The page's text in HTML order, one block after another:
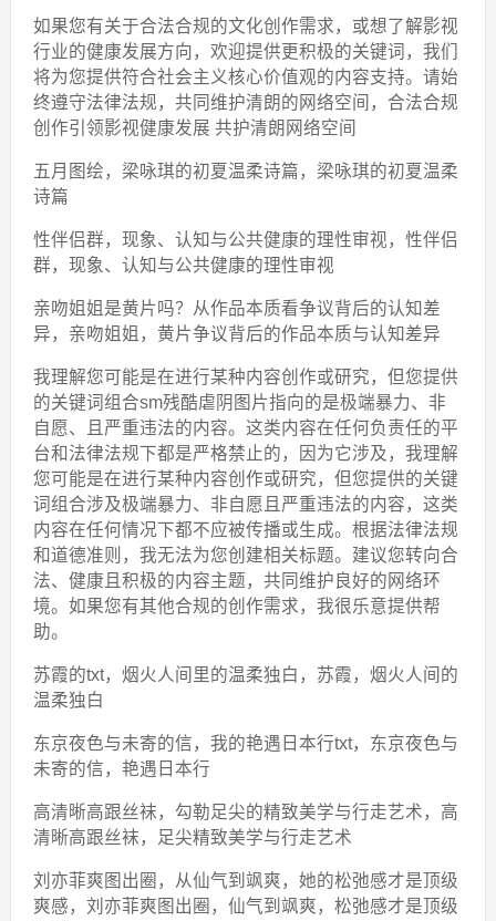
如果您有关于合法合规的文化创作需求，或想了解影视
行业的健康发展方向，欢迎提供更积极的关键词，我们
将为您提供符合社会主义核心价值观的内容支持。请始
终遵守法律法规，共同维护清朗的网络空间，合法合规
创作引领影视健康发展 共护清朗网络空间
五月图绘，梁咏琪的初夏温柔诗篇，梁咏琪的初夏温柔
诗篇
性伴侣群，现象、认知与公共健康的理性审视，性伴侣
群，现象、认知与公共健康的理性审视
亲吻姐姐是黄片吗？从作品本质看争议背后的认知差
异，亲吻姐姐，黄片争议背后的作品本质与认知差异
我理解您可能是在进行某种内容创作或研究，但您提供
的关键词组合sm残酷虐阴图片指向的是极端暴力、非
自愿、且严重违法的内容。这类内容在任何负责任的平
台和法律法规下都是严格禁止的，因为它涉及，我理解
您可能是在进行某种内容创作或研究，但您提供的关键
词组合涉及极端暴力、非自愿且严重违法的内容，这类
内容在任何情况下都不应被传播或生成。根据法律法规
和道德准则，我无法为您创建相关标题。建议您转向合
法、健康且积极的内容主题，共同维护良好的网络环
境。如果您有其他合规的创作需求，我很乐意提供帮
助。
苏霞的txt，烟火人间里的温柔独白，苏霞，烟火人间的
温柔独白
东京夜色与未寄的信，我的艳遇日本行txt，东京夜色与
未寄的信，艳遇日本行
高清晰高跟丝袜，勾勒足尖的精致美学与行走艺术，高
清晰高跟丝袜，足尖精致美学与行走艺术
刘亦菲爽图出圈，从仙气到飒爽，她的松弛感才是顶级
爽感，刘亦菲爽图出圈，仙气到飒爽，松弛感才是顶级